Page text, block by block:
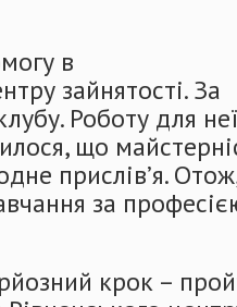
в
зайнятості. За
Роботу для
що
прислів’я.
за
крок –